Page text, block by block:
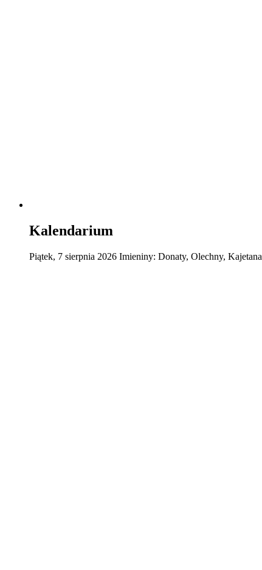
Kalendarium
Piątek, 7 sierpnia 2026 Imieniny: Donaty, Olechny, Kajetana